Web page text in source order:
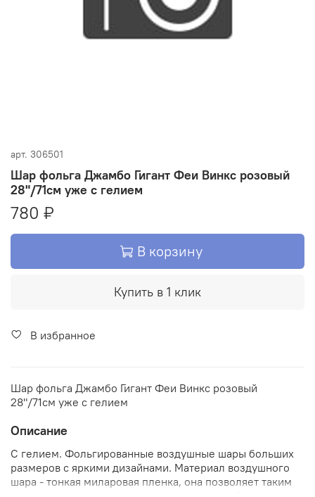
арт. 306501
Шар фольга Джамбо Гигант Феи Винкс розовый
28"/71см уже с гелием
780 ₽
В корзину
Купить в 1 клик
В избранное
Шар фольга Джамбо Гигант Феи Винкс розовый
28"/71см уже с гелием
Описание
С гелием. Фольгированные воздушные шары больших
размеров с яркими дизайнами. Материал воздушного
шара - тонкая миларовая пленка, она позволяет таким